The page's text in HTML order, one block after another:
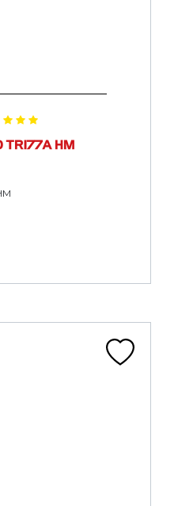
TR78A HM
HM